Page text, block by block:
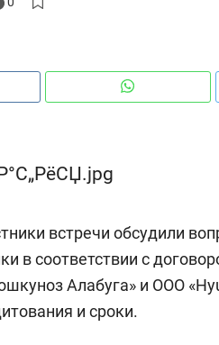
встречи обсудили
в соответствии с
Алабуга» и ООО
и сроки.